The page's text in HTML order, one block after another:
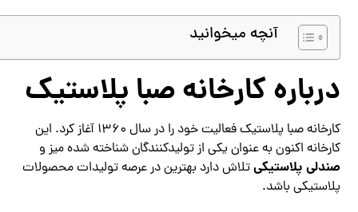
آنچه میخوانید
درباره کارخانه صبا پلاستیک
کارخانه صبا پلاستیک فعالیت خود را در سال 1360 آغاز کرد. این
کارخانه اکنون به عنوان یکی از تولیدکنندگان شناخته شده میز و
صندلی پلاستیکیتلاش دارد بهترین در عرصه تولیدات محصولات
پلاستیکی باشد.